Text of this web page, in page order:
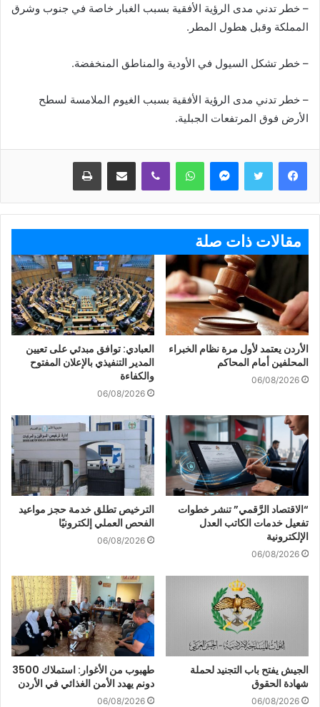
– خطر تدني مدى الرؤية الأفقية بسبب الغبار خاصة في جنوب وشرق
المملكة وقبل هطول المطر.
– خطر تشكل السيول في الأودية والمناطق المنخفضة.
– خطر تدني مدى الرؤية الأفقية بسبب الغيوم الملامسة لسطح
الأرض فوق المرتفعات الجبلية.
ماسنجر واتساب ڤايبر مشاركة عبر البريد طباعة
مقالات ذات صلة
الأردن يعتمد لأول مرة نظام الخبراء
المحلفين أمام المحاكم
06/08/2026
العبادي: توافق مبدئي على تعيين
المدير التنفيذي بالإعلان المفتوح
والكفاءة
06/08/2026
“الاقتصاد الرَّقمي” تنشر خطوات
تفعيل خدمات الكاتب العدل
الإلكترونية
06/08/2026
الترخيص تطلق خدمة حجز مواعيد
الفحص العملي إلكترونيًا
06/08/2026
الجيش يفتح باب التجنيد لحملة
شهادة الحقوق
06/08/2026
طهبوب من الأغوار: استملاك 3500
دونم يهدد الأمن الغذائي في الأردن
06/08/2026